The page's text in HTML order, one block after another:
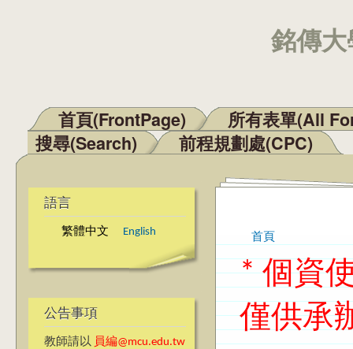
銘傳
主選單
首頁(FrontPage)
所有表單(All
搜尋(Search)
前程規劃處(CPC)
語言
繁體中文 English
公告事項
教師請以 員編@mcu.edu.tw
您在這裡
首頁
* 個資
僅供承